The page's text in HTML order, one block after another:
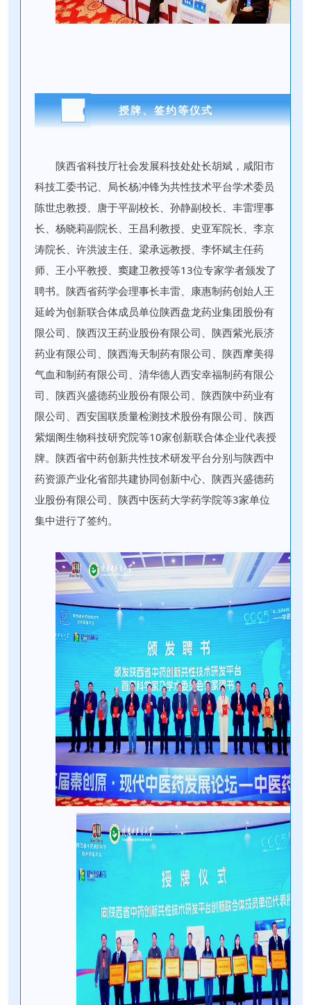
02 授牌、签约等仪式
陕西省科技厅社会发展科技处处长胡斌，咸阳市
科技工委书记、局长杨冲锋为共性技术平台学术委员
陈世忠教授、唐于平副校长、孙静副校长、丰雷理事
长、杨晓莉副院长、王昌利教授、史亚军院长、李京
涛院长、许洪波主任、梁承远教授、李怀斌主任药
师、王小平教授、窦建卫教授等13位专家学者颁发了
聘书。陕西省药学会理事长丰雷、康惠制药创始人王
延岭为创新联合体成员单位陕西盘龙药业集团股份有
限公司、陕西汉王药业股份有限公司、陕西紫光辰济
药业有限公司、陕西海天制药有限公司、陕西摩美得
气血和制药有限公司、清华德人西安幸福制药有限公
司、陕西兴盛德药业股份有限公司、陕西陕中药业有
限公司、西安国联质量检测技术股份有限公司、陕西
紫烟阁生物科技研究院等10家创新联合体企业代表授
牌。陕西省中药创新共性技术研发平台分别与陕西中
药资源产业化省部共建协同创新中心、陕西兴盛德药
业股份有限公司、陕西中医药大学药学院等3家单位
集中进行了签约。